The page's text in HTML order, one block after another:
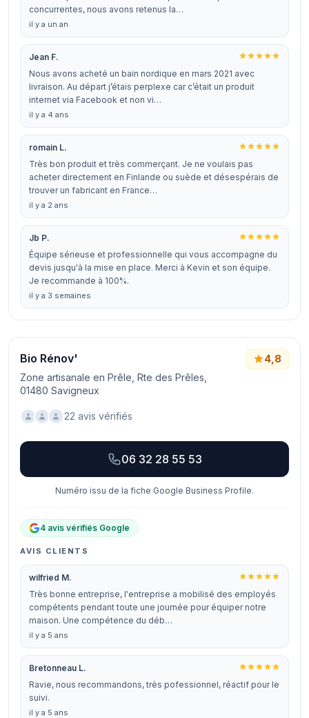
concurrentes, nous avons retenus la…
il y a un an
Jean F.
Nous avons acheté un bain nordique en mars 2021 avec
livraison. Au départ j’étais perplexe car c’était un produit
internet via Facebook et non vi…
il y a 4 ans
romain L.
Très bon produit et très commerçant. Je ne voulais pas
acheter directement en Finlande ou suède et désespérais de
trouver un fabricant en France…
il y a 2 ans
Jb P.
Équipe sérieuse et professionnelle qui vous accompagne du
devis jusqu'à la mise en place. Merci à Kevin et son équipe.
Je recommande à 100%.
il y a 3 semaines
Bio Rénov'
Zone artisanale en Prêle, Rte des Prêles,
01480 Savigneux
4,8
22 avis vérifiés
06 32 28 55 53
Numéro issu de la fiche Google Business Profile.
4 avis vérifiés Google
AVIS CLIENTS
wilfried M.
Très bonne entreprise, l'entreprise a mobilisé des employés
compétents pendant toute une journée pour équiper notre
maison. Une compétence du déb…
il y a 5 ans
Bretonneau L.
Ravie, nous recommandons, très pofessionnel, réactif pour le
suivi.
il y a 5 ans